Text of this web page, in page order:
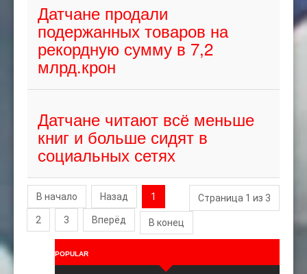
Датчане продали
подержанных товаров на
рекордную сумму в 7,2
млрд.крон
Датчане читают всё меньше
книг и больше сидят в
социальных сетях
Страница 1 из 3
В начало Назад 1
2 3 Вперёд В конец
POPULAR